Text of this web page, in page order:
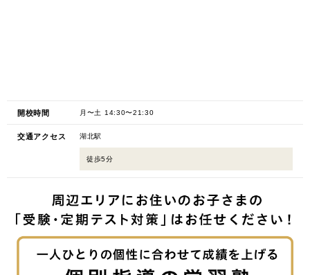
開校時間 月〜土 14:30〜21:30
交通アクセス 湖北駅
徒歩5分